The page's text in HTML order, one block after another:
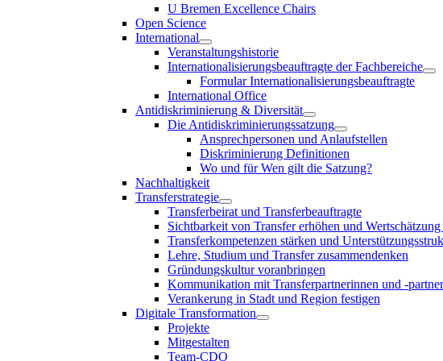
U Bremen Excellence Chairs
Open Science
International
Veranstaltungshistorie
Internationalisierungsbeauftragte der Fachbereiche
Formular Internationalisierungsbeauftragte
International Office
Antidiskriminierung & Diversität
Die Antidiskriminierungssatzung
Ansprechpersonen und Anlaufstellen
Diskriminierung Definitionen
Wo und für Wen gilt die Satzung?
Nachhaltigkeit
Transferstrategie
Transferbeirat und Transferbeauftragte
Sichtbarkeit von Transfer erhöhen und
Transferkompetenzen stärken und
Lehre, Studium und Transfer zusammendenken
Gründungskultur voranbringen
Kommunikation mit Transferpartnerinnen und -
Verankerung in Stadt und Region festigen
Digitale Transformation
Projekte
Mitgestalten
Team-CDO